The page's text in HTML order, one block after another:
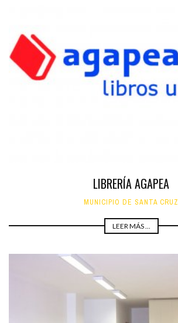
LIBRERÍA AGAPEA
MUNICIPIO DE SANTA CRUZ
LEER MÁS ...